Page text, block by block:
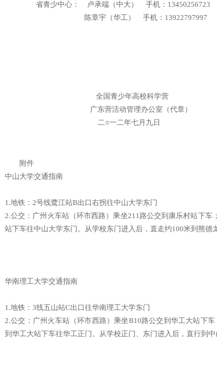
省青少中心： 卢承端（中大） 手机：
陈章宇（华工） 手机：13922797997
全国青少年高校科学营
广东营活动管理办公室（代章）
二○一二年七月九日
附件
中山大学交通指南
1.地铁：2号线鹭江站B出口右拐往中山大学东门
2.公交：广州火车站（环市西路）乘坐211路公交到康乐村站下
站下车往中山大学东门。从学校东门进入后，直走约100米到熊德
华南理工大学交通指南
1.地铁：3线五山站C出口往华南理工大学东门
2.公交：广州火车站（环市西路）乘坐B10路公交到华工大站下
到华工大站下车往华工正门。从学校正门、东门进入后，直行到